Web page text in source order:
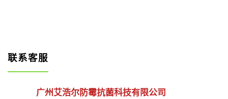
联系客服
广州艾浩尔防霉抗菌科技有限公司